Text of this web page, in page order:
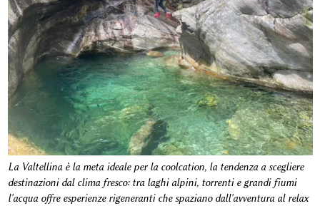
La Valtellina è la meta ideale per la coolcation, la tendenza a scegliere
destinazioni dal clima fresco: tra laghi alpini, torrenti e grandi fiumi
l'acqua offre esperienze rigeneranti che spaziano dall'avventura al relax